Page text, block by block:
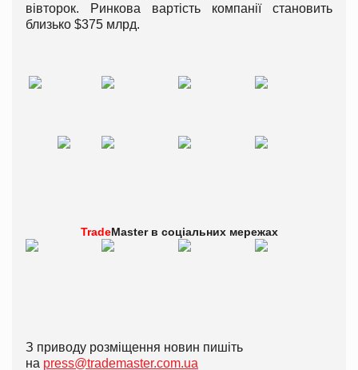
вівторок. Ринкова вартість компанії становить
близько $375 млрд.
TradeMaster в соціальних мережах
З приводу розміщення новин пишіть
на press@trademaster.com.ua